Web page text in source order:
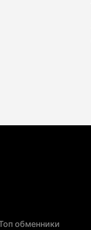
обменники